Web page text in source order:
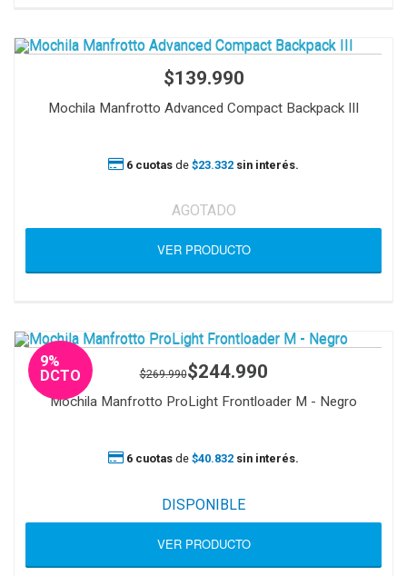
$139.990
Mochila Manfrotto Advanced Compact Backpack III
6 cuotas de $23.332 sin interés.
AGOTADO
VER PRODUCTO
9%
DCTO
$269.990$244.990
Mochila Manfrotto ProLight Frontloader M - Negro
6 cuotas de $40.832 sin interés.
DISPONIBLE
VER PRODUCTO